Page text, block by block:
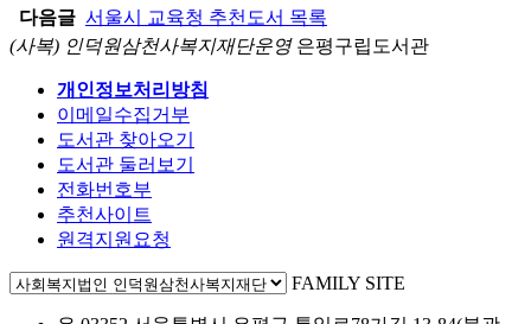
다음글 서울시 교육청 추천도서 목록
(사복) 인덕원삼천사복지재단운영은평구립도서관
개인정보처리방침
이메일수집거부
도서관 찾아오기
도서관 둘러보기
전화번호부
추천사이트
원격지원요청
FAMILY SITE